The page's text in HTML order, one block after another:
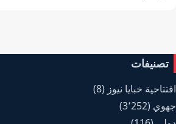
تصنيفات
افتتاحية خبايا نيوز (8)
جهوي (3٬252)